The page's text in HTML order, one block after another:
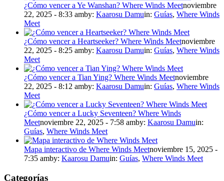
¿Cómo vencer a Ye Wanshan? Where Winds Meetnoviembre
22, 2025 - 8:33 amby: Kaarosu Damuin: Guías, Where Winds
Meet
¿Cómo vencer a Heartseeker? Where Winds Meetnoviembre
22, 2025 - 8:25 amby: Kaarosu Damuin: Guías, Where Winds
Meet
¿Cómo vencer a Tian Ying? Where Winds Meetnoviembre
22, 2025 - 8:12 amby: Kaarosu Damuin: Guías, Where Winds
Meet
¿Cómo vencer a Lucky Seventeen? Where Winds
Meetnoviembre 22, 2025 - 7:58 amby: Kaarosu Damuin:
Guías, Where Winds Meet
Mapa interactivo de Where Winds Meetnoviembre 15, 2025 -
7:35 amby: Kaarosu Damuin: Guías, Where Winds Meet
Categorías